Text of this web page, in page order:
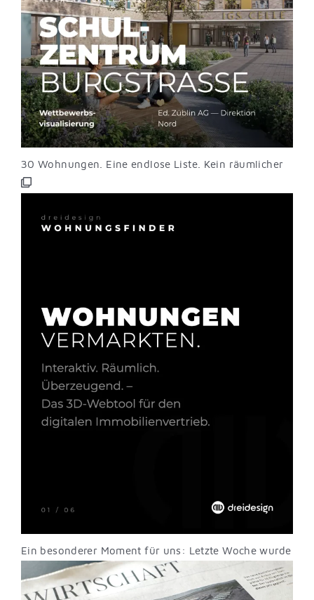
30 Wohnungen. Eine endlose Liste. Kein räumlicher
Ein besonderer Moment für uns: Letzte Woche wurde